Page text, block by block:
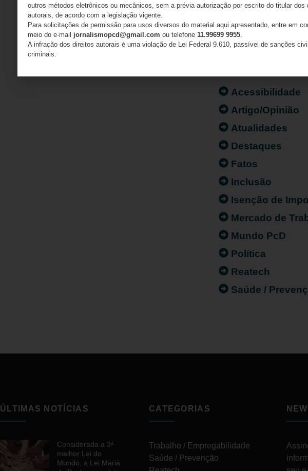
Acessibilidade
Artigo/Opinião
Atualidades
Destaques
Fatos
Inclusão
Isenção de
Mercado de
Mundo PcD
Política
Reatech
Saúde /
ÚLTIMAS NOTÍCIAS
Considerada a 3ª
melhor Lei do
Mundo, a Lei Maria
CATEGORIAS
Trabalho / Empregabilidade
Saúde / Prevenção
outros métodos eletrônicos ou mecânicos, sem a prévia autorização por escrito do titular dos
autorais, de acordo com a legislação vigente.
Para solicitações de permissão para usos diversos do material aqui apresentado, entre em
meio do e-mail jornalismopcd@gmail.com ou telefone 11.99699 9955.
A infração dos direitos autorais é uma violação de Lei Federal 9.610, passível de sanções
criminais.